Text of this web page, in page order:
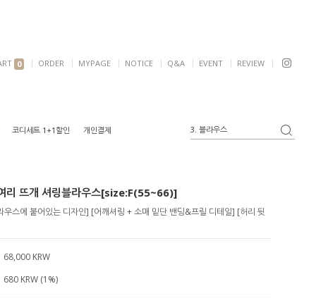
NOTICE Q&A EVENT REVIEW
0 ORDER MYPAGE
코디세트 1+1할인 개인결제
3. 블라우스
2. 가디건
리 뜨개 셔링블라우스[size:F(55~66)]
우스에 붙어있는 디자인] [어깨셔링 + 소매 밑단 밴딩&프릴 디테일] [허리 뒷
68,000 KRW
680 KRW (1%)